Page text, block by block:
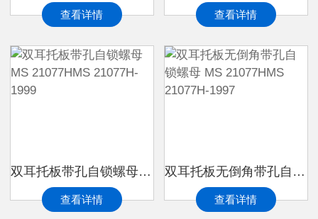
查看详情 查看详情
双耳托板带孔自锁螺母 MS 21077HMS 21077H-1999
查看详情
双耳托板无倒角带孔自锁螺母 MS 21077HMS 21077H-1997
查看详情